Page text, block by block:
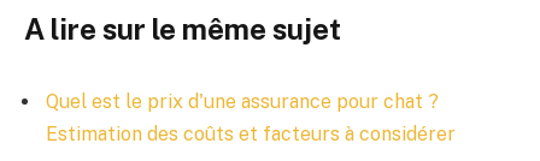
A lire sur le même sujet
Quel est le prix d'une assurance pour chat ?
Estimation des coûts et facteurs à considérer